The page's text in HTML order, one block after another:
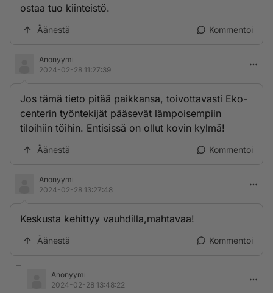
ostaa tuo kiinteistö.
Äänestä Kommentoi
Anonyymi
2024-02-28 11:27:39
Jos tämä tieto pitää paikkansa, toivottavasti Eko-
centerin työntekijät pääsevät lämpoisempiin
tiloihiin töihin. Entisissä on ollut kovin kylmä!
Äänestä Kommentoi
Anonyymi
2024-02-28 13:27:48
Keskusta kehittyy vauhdilla,mahtavaa!
Äänestä Kommentoi
Anonyymi
2024-02-28 13:48:22